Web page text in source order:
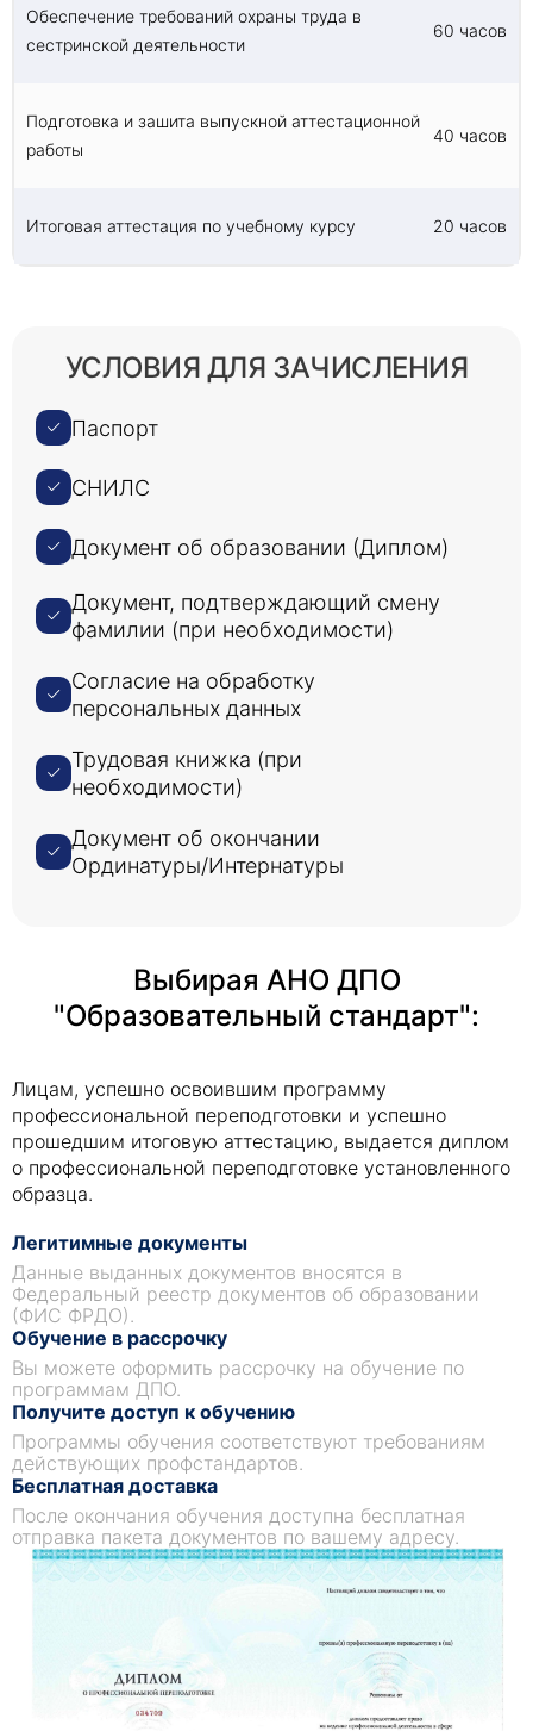
Обеспечение требований охраны труда в
сестринской деятельности
60 часов
Подготовка и зашита выпускной аттестационной
работы
40 часов
Итоговая аттестация по учебному курсу 20 часов
УСЛОВИЯ ДЛЯ ЗАЧИСЛЕНИЯ
Паспорт
СНИЛС
Документ об образовании (Диплом)
Документ, подтверждающий смену
фамилии (при необходимости)
Согласие на обработку
персональных данных
Трудовая книжка (при
необходимости)
Документ об окончании
Ординатуры/Интернатуры
Выбирая АНО ДПО
"Образовательный стандарт":
Лицам, успешно освоившим программу
профессиональной переподготовки и успешно
прошедшим итоговую аттестацию, выдается диплом
о профессиональной переподготовке установленного
образца.
Легитимные документы
Данные выданных документов вносятся в
Федеральный реестр документов об образовании
(ФИС ФРДО).
Обучение в рассрочку
Вы можете оформить рассрочку на обучение по
программам ДПО.
Получите доступ к обучению
Программы обучения соответствуют требованиям
действующих профстандартов.
Бесплатная доставка
После окончания обучения доступна бесплатная
отправка пакета документов по вашему адресу.